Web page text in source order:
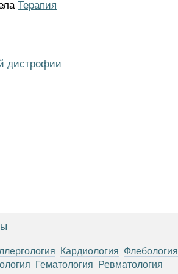
Терапия
дистрофии
Кардиология Флебология
Гематология
Ревматология